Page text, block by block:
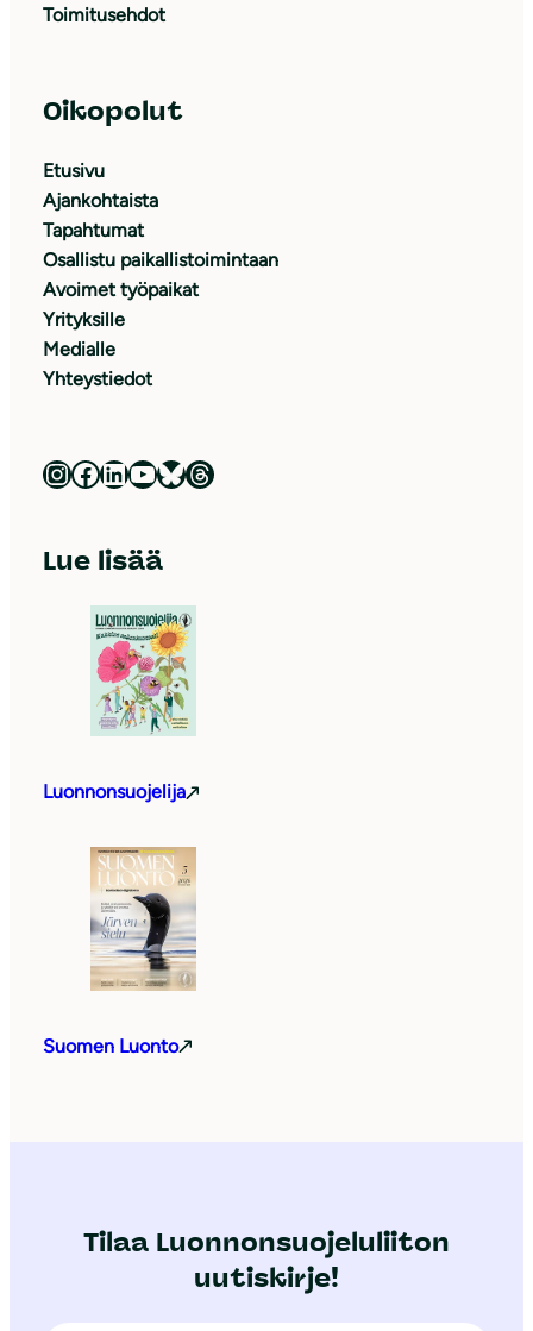
Toimitusehdot
Oikopolut
Etusivu
Ajankohtaista
Tapahtumat
Osallistu paikallistoimintaan
Avoimet työpaikat
Yrityksille
Medialle
Yhteystiedot
Luonnonsuojeluliitto Instagramissa Luonnonsuojeluliitto Facebookissa Luonnonsuojeluliitto LinkedInissä Luonnonsuojeluliiton YouTube-kanava Luonnonsuojeluliitto Blueskyssa Luonnonsuojeluliitto Threadsissa
Lue lisää
Luonnonsuojelija
Suomen Luonto
Tilaa Luonnonsuojeluliiton
uutiskirje!